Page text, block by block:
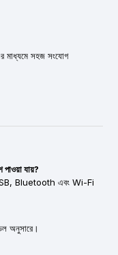
সহজ সংযোগ
যায়?
Bluetooth এবং Wi-Fi
অনুসারে।